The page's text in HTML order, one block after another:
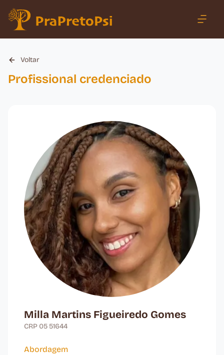
Voltar
Profissional credenciado
Milla Martins Figueiredo Gomes
CRP 05 51644
Abordagem